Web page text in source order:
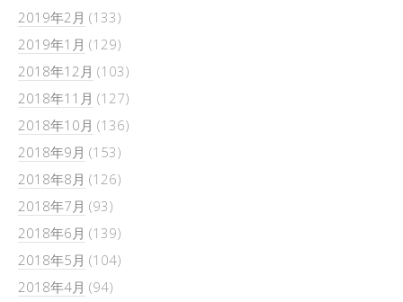
2019年2月 (133)
2019年1月 (129)
2018年12月 (103)
2018年11月 (127)
2018年10月 (136)
2018年9月 (153)
2018年8月 (126)
2018年7月 (93)
2018年6月 (139)
2018年5月 (104)
2018年4月 (94)